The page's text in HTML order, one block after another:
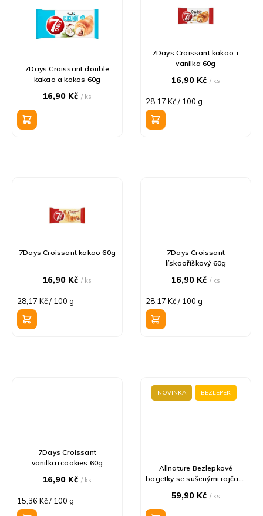
k
7Days Croissant double
kakao a kokos 60g
16,90 Kč/ ks
7Days Croissant kakao +
vanilka 60g
16,90 Kč/ ks
Měrná
cena:
28,17 Kč / 100 g
7Days Croissant kakao 60g
16,90 Kč/ ks
Měrná
cena:
28,17 Kč / 100 g
7Days Croissant
lískooříškový 60g
16,90 Kč/ ks
Měrná
cena:
28,17 Kč / 100 g
7Days Croissant
vanilka+cookies 60g
16,90 Kč/ ks
Měrná
cena:
15,36 Kč / 100 g
NOVINKA BEZLEPEK
Allnature Bezlepkové
bagetky se sušenými rajčaty,
59,90 Kč/ ks